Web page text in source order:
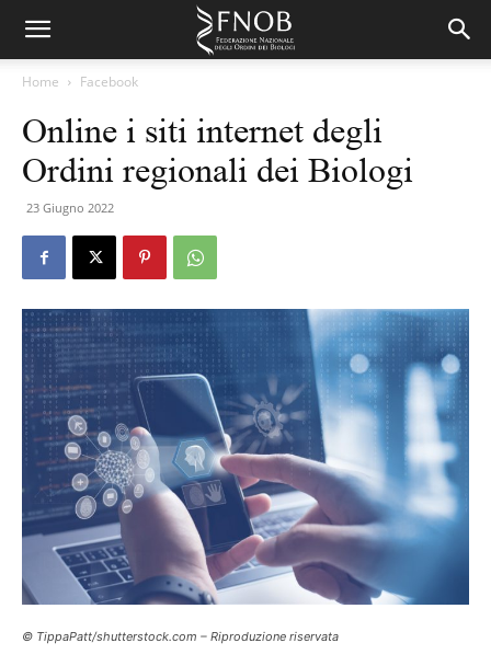
Home Facebook
Online i siti internet degli
Ordini regionali dei Biologi
23 Giugno 2022
© TippaPatt/shutterstock.com – Riproduzione riservata